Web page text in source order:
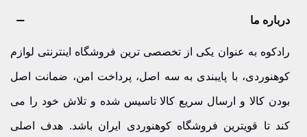
درباره ما
رادکوه به عنوان یکی از تخصصی ترین فروشگاه اینترنتی لوازم
کوهنوردی، با پایبندی به سه اصل، پرداخت امن، ضمانت اصل
بودن کالا و ارسال سریع کالا تاسیس شده و تلاش خود را می
کند تا قویترین فروشگاه کوهنوردی ایران باشد. هدف اصلی